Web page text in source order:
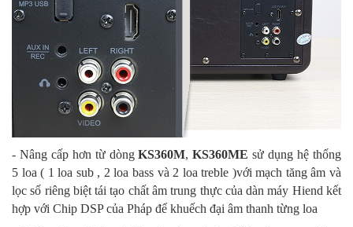
- Nâng cấp hơn từ dòngKS360M,KS360ME sử dụng hệ thống
5 loa ( 1 loa sub , 2 loa bass và 2 loa treble )với mạch tăng âm và
lọc số riêng biệt tái tạo chất âm trung thực của dàn máy Hiend kết
hợp với Chip DSP của Pháp để khuếch đại âm thanh từng loa